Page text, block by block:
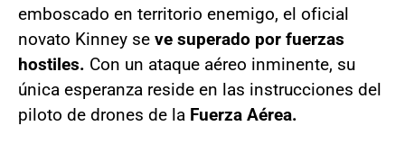
emboscado en territorio enemigo, el oficial
novato Kinney se ve superado por fuerzas
hostiles. Con un ataque aéreo inminente, su
única esperanza reside en las instrucciones del
piloto de drones de la Fuerza Aérea.